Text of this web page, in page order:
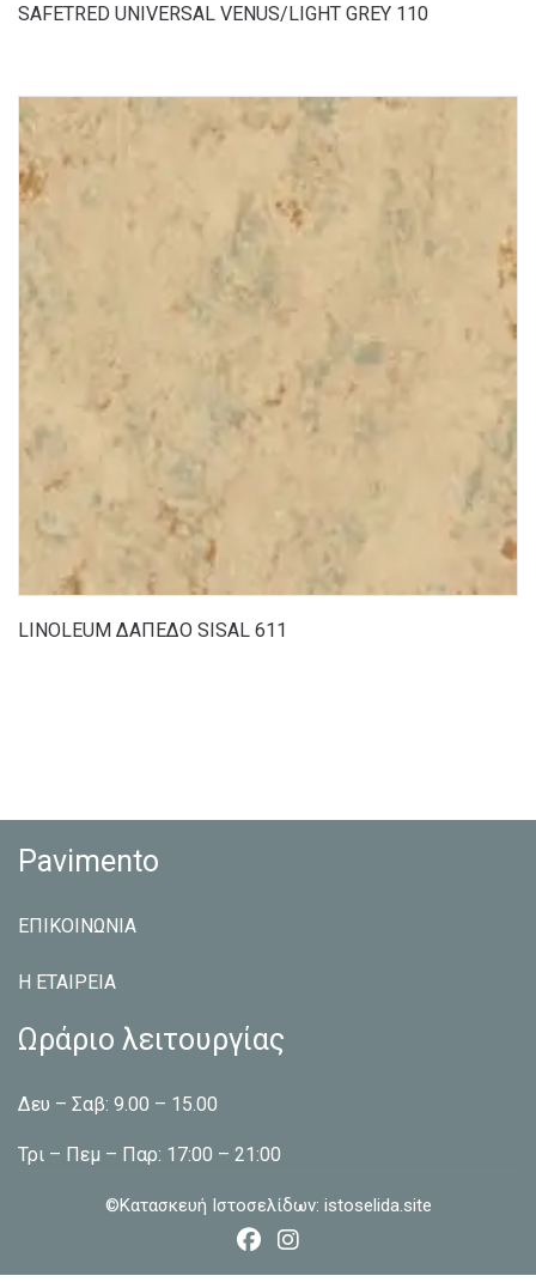
SAFETRED UNIVERSAL VENUS/LIGHT GREY 110
LINOLEUM ΔΑΠΕΔΟ SISAL 611
Pavimento
ΕΠΙΚΟΙΝΩΝΙΑ
Η ΕΤΑΙΡEΙΑ
Ωράριο λειτουργίας
Δευ – Σαβ: 9.00 – 15.00
Τρι – Πεμ – Παρ: 17:00 – 21:00
©Κατασκευή Ιστοσελίδων: istoselida.site